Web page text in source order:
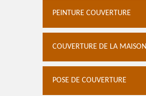
PEINTURE COUVERTURE
COUVERTURE DE LA MAISON
POSE DE COUVERTURE